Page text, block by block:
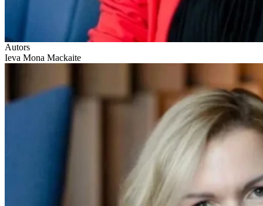
Autors
Ieva Mona Mackaite